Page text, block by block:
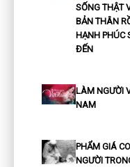
SỐNG THẬT
BẢN THÂN
HẠNH PHÚC
ĐẾN
LÀM NGƯỜI
NAM
PHẨM GIÁ
NGƯỜI